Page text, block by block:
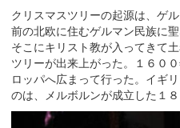
クリスマスツリーの起源は、ゲ
前の北欧に住むゲルマン民族に
そこにキリスト教が入ってきて
ツリーが出来上がった。１６０
ロッパへ広まって行った。イギ
のは、メルボルンが成立した１８